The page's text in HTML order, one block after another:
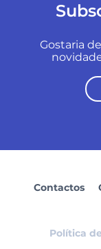
Gostaria
Contactos
Política